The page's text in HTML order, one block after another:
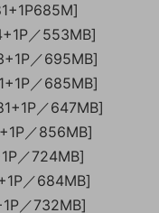
／553MB]
／695MB]
／685MB]
／647MB]
／856MB]
／724MB]
／684MB]
／732MB]